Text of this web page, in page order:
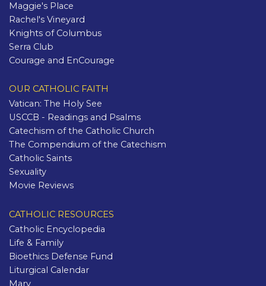
Maggie's Place
Rachel's Vineyard
Knights of Columbus
Serra Club
Courage and EnCourage
OUR CATHOLIC FAITH
Vatican: The Holy See
USCCB - Readings and Psalms
Catechism of the Catholic Church
The Compendium of the Catechism
Catholic Saints
Sexuality
Movie Reviews
CATHOLIC RESOURCES
Catholic Encyclopedia
Life & Family
Bioethics Defense Fund
Liturgical Calendar
Mary